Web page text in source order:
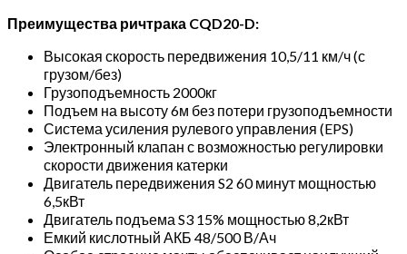
Преимущества ричтрака CQD20-D:
Высокая скорость передвижения 10,5/11 км/ч (с
грузом/без)
Грузоподъемность 2000кг
Подъем на высоту 6м без потери грузоподъемности
Система усиления рулевого управления (EPS)
Электронный клапан с возможностью регулировки
скорости движения катерки
Двигатель передвижения S2 60 минут мощностью
6,5кВт
Двигатель подъема S3 15% мощностью 8,2кВт
Емкий кислотный АКБ 48/500 В/Ач